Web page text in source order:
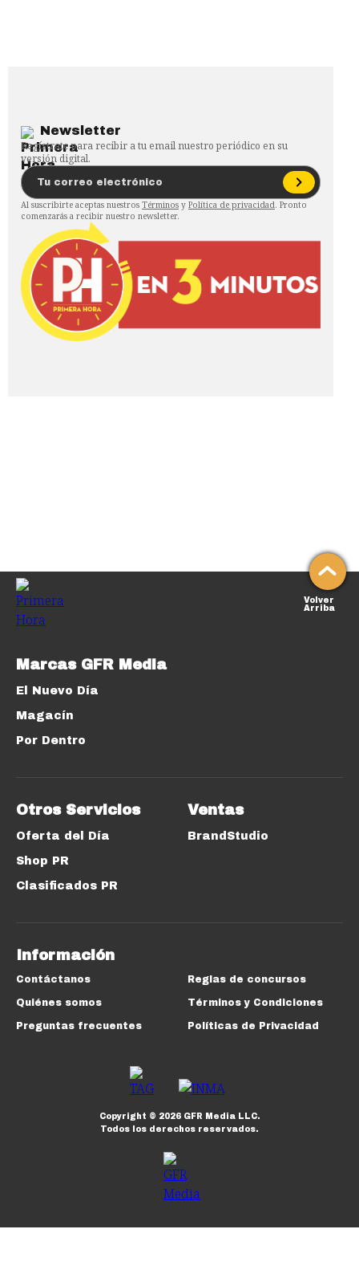
Newsletter
Regístrate para recibir a tu email nuestro periódico en su
versión digital.
Al suscribirte aceptas nuestros Términos y Política de privacidad. Pronto
comenzarás a recibir nuestro newsletter.
Volver
Arriba
Marcas GFR Media
El Nuevo Día
Magacín
Por Dentro
Otros Servicios
Oferta del Día
Shop PR
Clasificados PR
Ventas
BrandStudio
Información
Contáctanos
Quiénes somos
Preguntas frecuentes
Reglas de concursos
Términos y Condiciones
Políticas de Privacidad
Copyright © 2026GFR Media LLC.
Todos los derechos reservados.